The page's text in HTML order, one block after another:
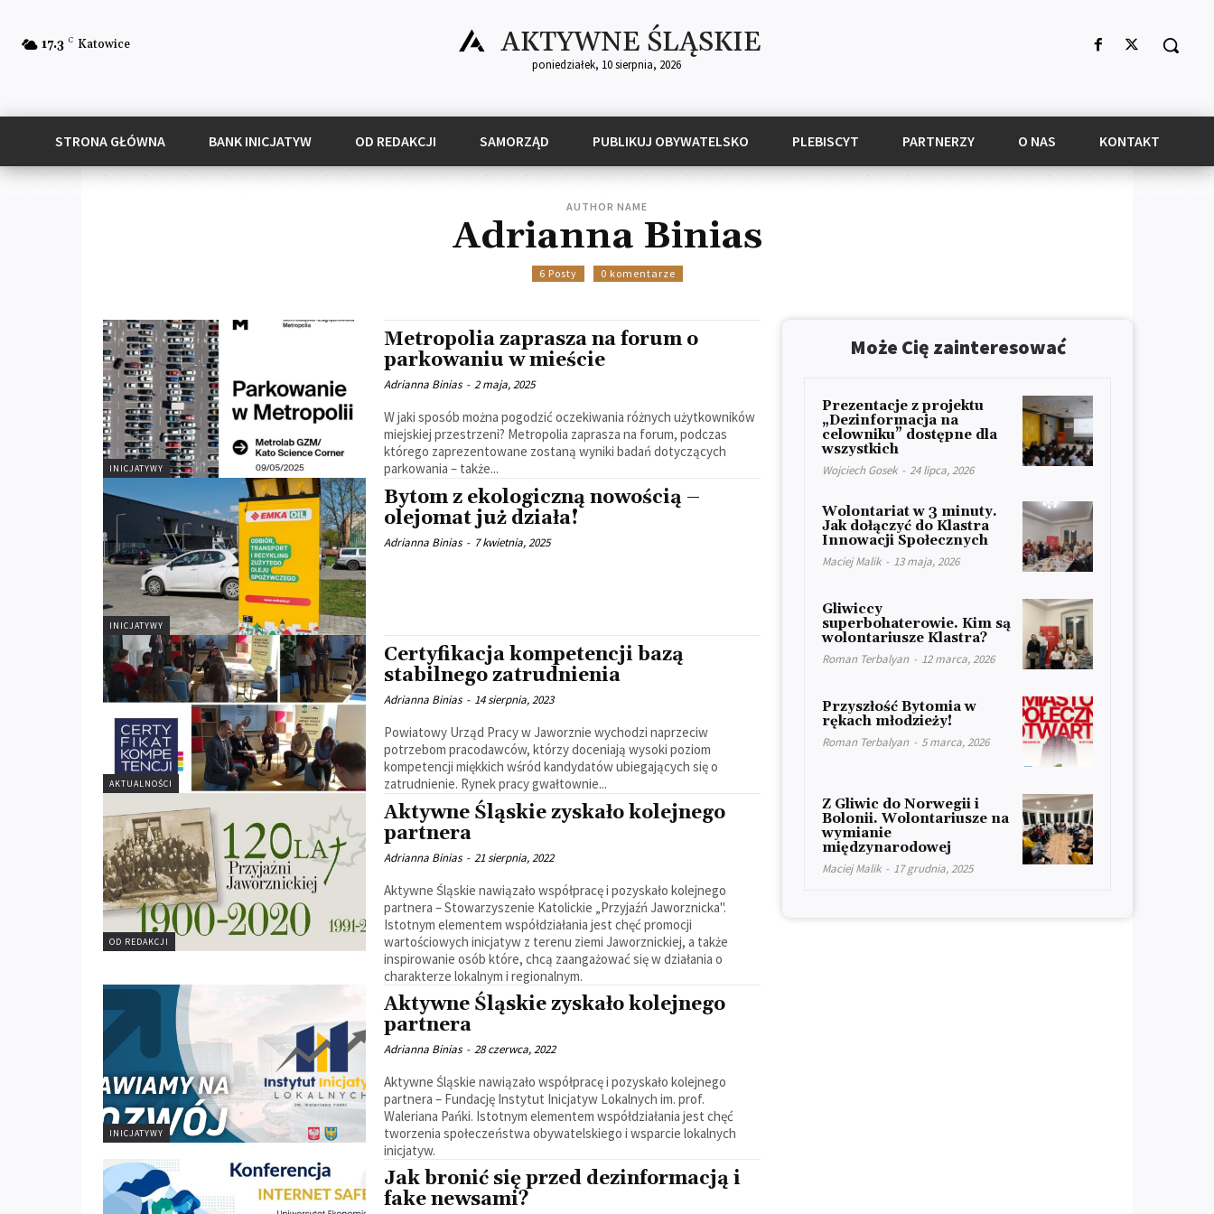
17.3 C Katowice AKTYWNE ŚLĄSKIE
poniedziałek, 10 sierpnia, 2026
STRONA GŁÓWNA BANK INICJATYW OD REDAKCJI SAMORZĄD PUBLIKUJ OBYWATELSKO PLEBISCYT PARTNERZY O NAS KONTAKT
AUTHOR NAME
Adrianna Binias
6 Posty 0 komentarze
INICJATYWY
Metropolia zaprasza na forum o
parkowaniu w mieście
Adrianna Binias - 2 maja, 2025
W jaki sposób można pogodzić oczekiwania różnych użytkowników
miejskiej przestrzeni? Metropolia zaprasza na forum, podczas
którego zaprezentowane zostaną wyniki badań dotyczących
parkowania – także...
INICJATYWY
Bytom z ekologiczną nowością –
olejomat już działa!
Adrianna Binias - 7 kwietnia, 2025
AKTUALNOŚCI
Certyfikacja kompetencji bazą
stabilnego zatrudnienia
Adrianna Binias - 14 sierpnia, 2023
Powiatowy Urząd Pracy w Jaworznie wychodzi naprzeciw
potrzebom pracodawców, którzy doceniają wysoki poziom
kompetencji miękkich wśród kandydatów ubiegających się o
zatrudnienie. Rynek pracy gwałtownie...
OD REDAKCJI
Aktywne Śląskie zyskało kolejnego
partnera
Adrianna Binias - 21 sierpnia, 2022
Aktywne Śląskie nawiązało współpracę i pozyskało kolejnego
partnera – Stowarzyszenie Katolickie „Przyjaźń Jaworznicka".
Istotnym elementem współdziałania jest chęć promocji
wartościowych inicjatyw z terenu ziemi Jaworznickiej, a także
inspirowanie osób które, chcą zaangażować się w działania o
charakterze lokalnym i regionalnym.
INICJATYWY
Aktywne Śląskie zyskało kolejnego
partnera
Adrianna Binias - 28 czerwca, 2022
Aktywne Śląskie nawiązało współpracę i pozyskało kolejnego
partnera – Fundację Instytut Inicjatyw Lokalnych im. prof.
Waleriana Pańki. Istotnym elementem współdziałania jest chęć
tworzenia społeczeństwa obywatelskiego i wsparcie lokalnych
inicjatyw.
Jak bronić się przed dezinformacją i
fake newsami?
Może Cię zainteresować
Prezentacje z projektu
„Dezinformacja na
celowniku” dostępne dla
wszystkich
Wojciech Gosek - 24 lipca, 2026
Wolontariat w 3 minuty.
Jak dołączyć do Klastra
Innowacji Społecznych
Maciej Malik - 13 maja, 2026
Gliwiccy
superbohaterowie. Kim są
wolontariusze Klastra?
Roman Terbalyan - 12 marca, 2026
Przyszłość Bytomia w
rękach młodzieży!
Roman Terbalyan - 5 marca, 2026
Z Gliwic do Norwegii i
Bolonii. Wolontariusze na
wymianie
międzynarodowej
Maciej Malik - 17 grudnia, 2025